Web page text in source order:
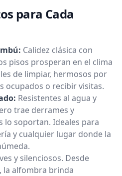
para Cada
Calidez clásica con
pisos prosperan en el clima
de limpiar, hermosos por
ocupados o recibir visitas.
Resistentes al agua y
trae derrames y
soportan. Ideales para
y cualquier lugar donde la
y silenciosos. Desde
la alfombra brinda